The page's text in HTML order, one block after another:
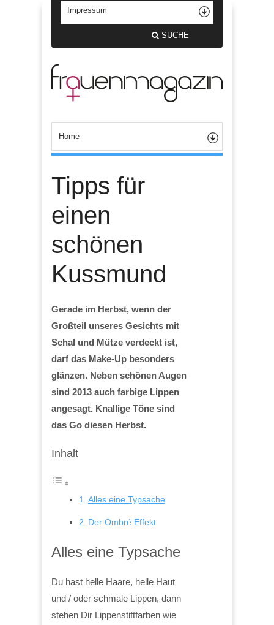
SUCHE
Tipps für
einen
schönen
Kussmund
Gerade im Herbst, wenn der
Großteil unseres Gesichts mit
Schal und Mütze verdeckt ist,
darf das Make-Up besonders
glänzen. Neben schönen Augen
sind 2013 auch farbige Lippen
angesagt. Knallige Töne sind
das Go diesen Herbst.
Inhalt
Alles eine Typsache
Der Ombré Effekt
Alles eine Typsache
Du hast helle Haare, helle Haut
und / oder schmale Lippen, dann
stehen Dir Lippenstiftfarben wie